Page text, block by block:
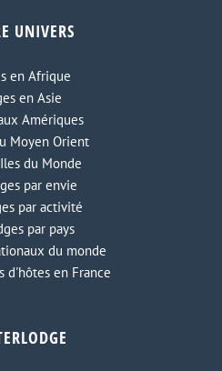
UNIVERS
en Afrique
en Asie
Amériques
Moyen Orient
du Monde
par envie
par activité
par pays
du monde
d'hôtes en France